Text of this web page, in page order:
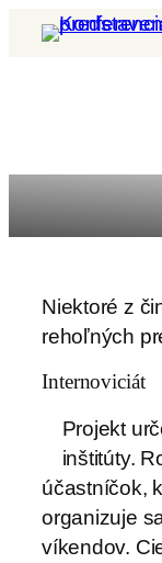
Prejsť
Niektoré z
rehoľných
Internoviciát
Projekt
inštitúty.
účastníčok,
organizuje
víkendov.